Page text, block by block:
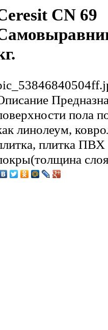
CN 69
пола
линолеум,
плитка